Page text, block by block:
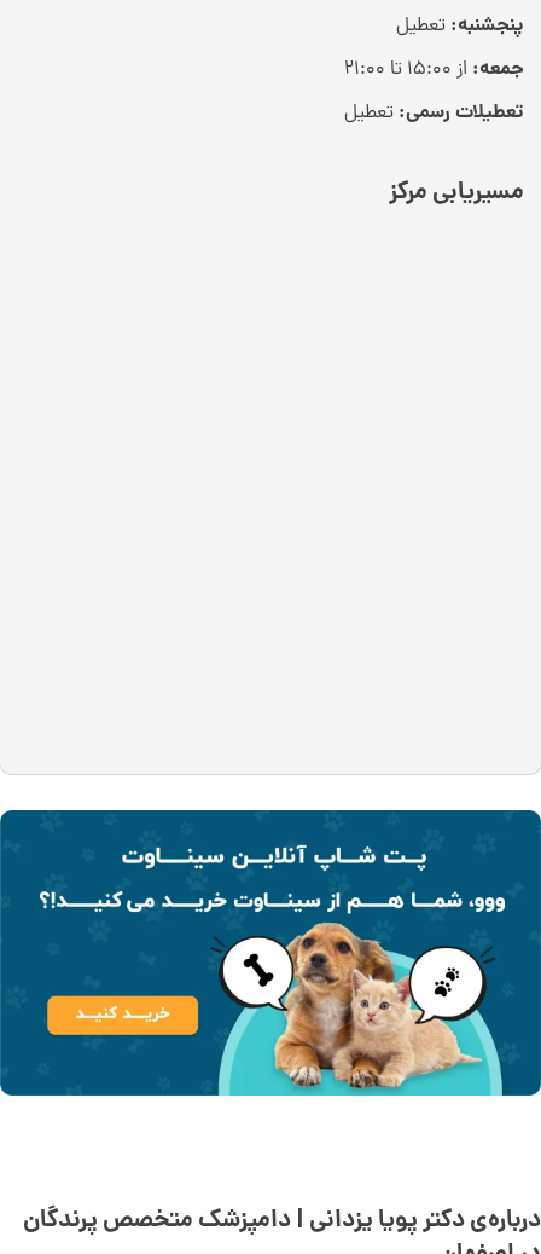
پنجشنبه: تعطیل
جمعه: از ۱۵:۰۰ تا ۲۱:۰۰
تعطیلات رسمی: تعطیل
مسیریابی مرکز
درباره‌ی دکتر پویا یزدانی | دامپزشک متخصص پرندگان